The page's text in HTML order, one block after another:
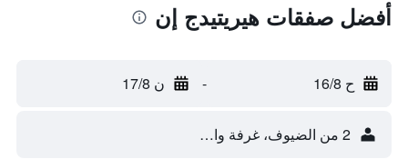
أفضل صفقات هيريتيدج إن
ح 16/8 - ن 17/8
2 من الضيوف، غرفة واحدة